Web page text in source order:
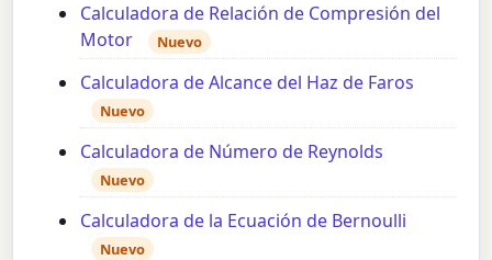
Calculadora de Relación de Compresión del
Motor
Nuevo
Calculadora de Alcance del Haz de Faros
Nuevo
Calculadora de Número de Reynolds
Nuevo
Calculadora de la Ecuación de Bernoulli
Nuevo